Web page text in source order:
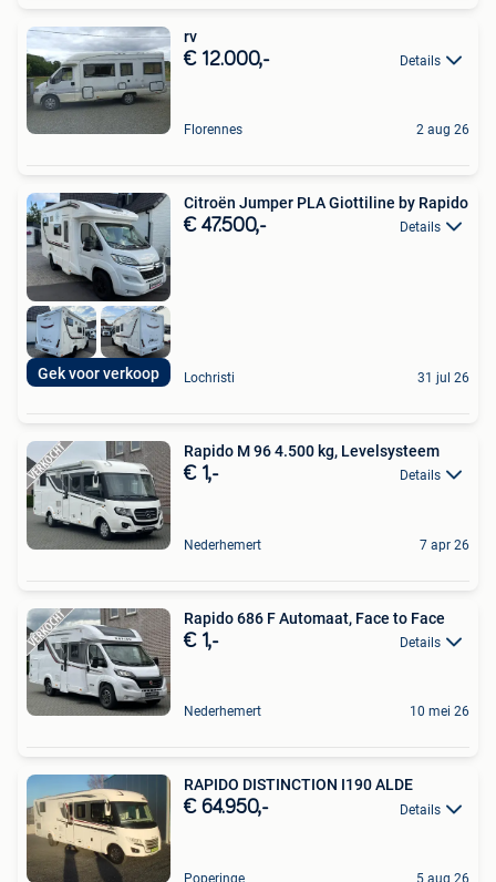
rv
€ 12.000,- Details
Florennes 2 aug 26
Gek voor verkoop
Citroën Jumper PLA Giottiline by Rapido
€ 47.500,- Details
Lochristi 31 jul 26
Rapido M 96 4.500 kg, Levelsysteem
€ 1,- Details
Nederhemert 7 apr 26
Rapido 686 F Automaat, Face to Face
€ 1,- Details
Nederhemert 10 mei 26
RAPIDO DISTINCTION I190 ALDE
€ 64.950,- Details
Poperinge 5 aug 26